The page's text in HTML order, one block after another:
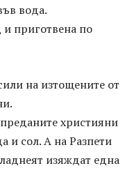
вода.
и приготвена по
на изтощените от
християни
и сол. А на Разпети
изяждат една